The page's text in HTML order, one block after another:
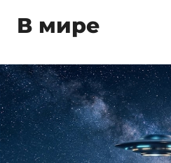
В мире